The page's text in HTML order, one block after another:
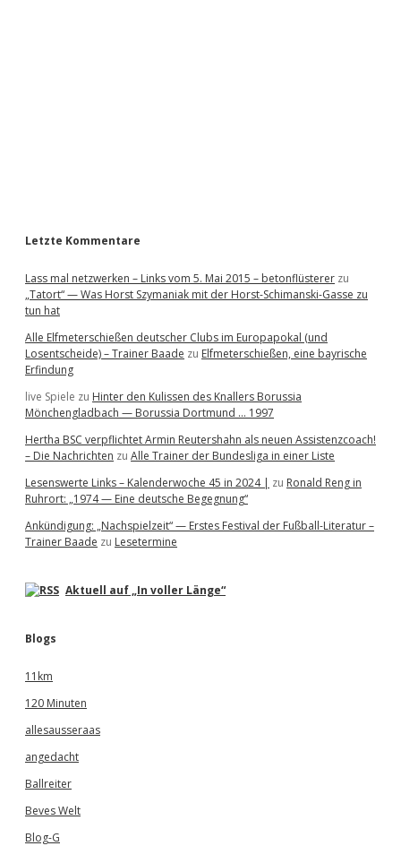
Letzte Kommentare
Lass mal netzwerken – Links vom 5. Mai 2015 – betonflüsterer zu
„Tatort“ — Was Horst Szymaniak mit der Horst-Schimanski-Gasse zu
tun hat
Alle Elfmeterschießen deutscher Clubs im Europapokal (und
Losentscheide) – Trainer Baade zu Elfmeterschießen, eine bayrische
Erfindung
live Spiele zu Hinter den Kulissen des Knallers Borussia
Mönchengladbach — Borussia Dortmund … 1997
Hertha BSC verpflichtet Armin Reutershahn als neuen Assistenzcoach!
– Die Nachrichten zu Alle Trainer der Bundesliga in einer Liste
Lesenswerte Links – Kalenderwoche 45 in 2024 | zu Ronald Reng in
Ruhrort: „1974 — Eine deutsche Begegnung“
Ankündigung: „Nachspielzeit“ — Erstes Festival der Fußball-Literatur –
Trainer Baade zu Lesetermine
Aktuell auf „In voller Länge“
Blogs
11km
120 Minuten
allesausseraas
angedacht
Ballreiter
Beves Welt
Blog-G